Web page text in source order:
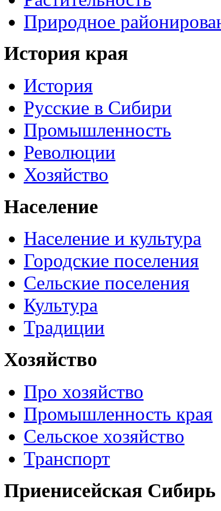
Природное
История края
История
Русские в Сибири
Промышленность
Революции
Хозяйство
Население
Население и культура
Городские поселения
Сельские поселения
Культура
Традиции
Хозяйство
Про хозяйство
Промышленность края
Сельское хозяйство
Транспорт
Приенисейская Сибирь